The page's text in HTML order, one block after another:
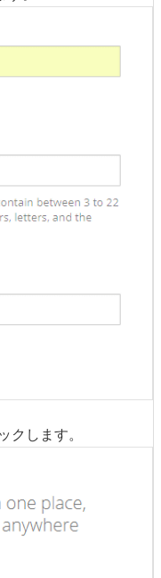
セスします。
スワードを決めて
。